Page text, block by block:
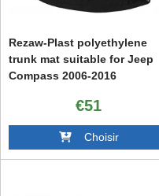
Rezaw-Plast polyethylene
trunk mat suitable for Jeep
Compass 2006-2016
€51
Choisir